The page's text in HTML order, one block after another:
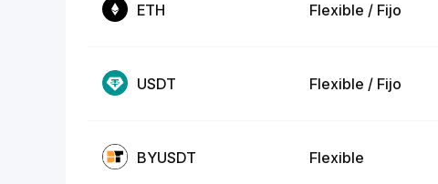
ETH Flexible / Fijo
USDT Flexible / Fijo
BYUSDT Flexible